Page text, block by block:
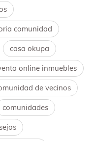
comunidad
casa okupa
online inmuebles
de vecinos
comunidades